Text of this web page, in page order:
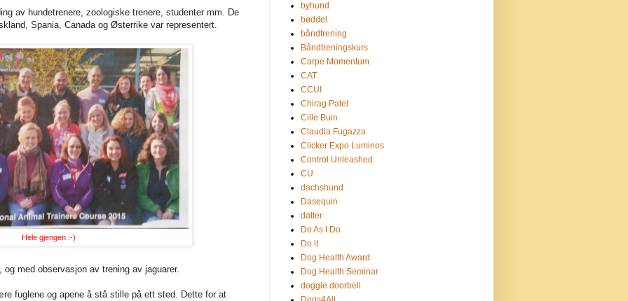
av hundetrenere, zoologiske trenere, studenter mm. De
Spania, Canada og Østerrike var representert.
Hele gjengen :-)
med observasjon av trening av jaguarer.
fuglene og apene å stå stille på ett sted. Dette for at
byhund
bøddel
båndtrening
Båndtreningskurs
Carpe Momentum
CAT
CCUI
Chirag Patel
Cille Buin
Claudia Fugazza
Clicker Expo Luminos
Control Unleashed
CU
dachshund
Dasequin
datter
Do As I Do
Do it
Dog Health Award
Dog Health Seminar
doggie doorbell